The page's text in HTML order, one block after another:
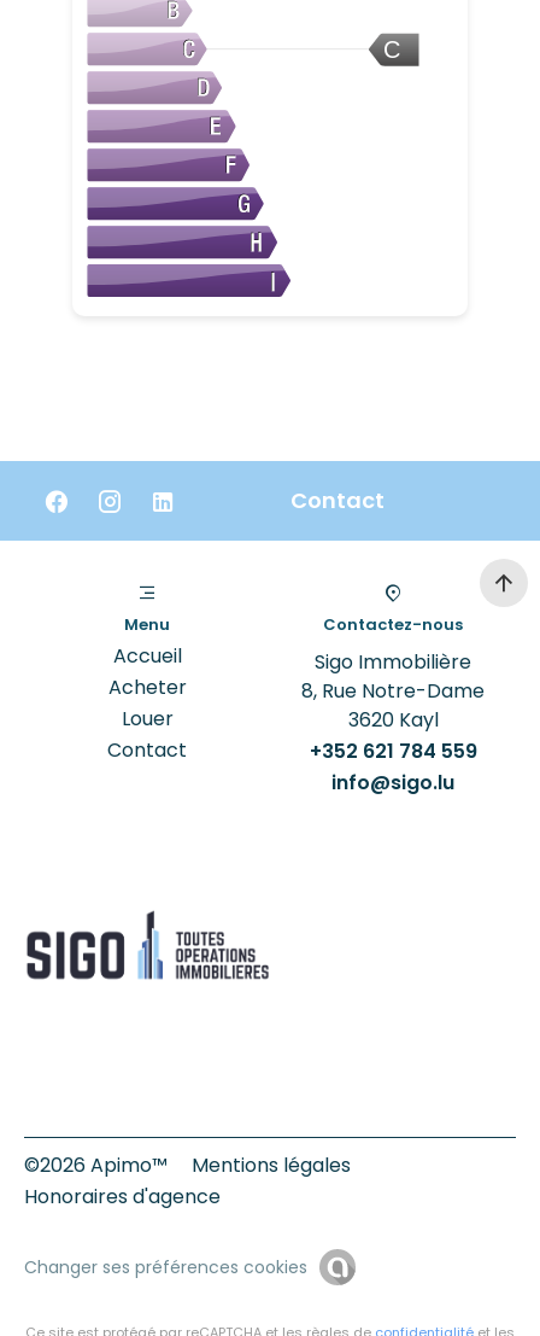
C
Contact
Menu
Accueil
Acheter
Louer
Contact
Contactez-nous
Sigo Immobilière
8, Rue Notre-Dame
3620Kayl
+352 621 784 559
info@sigo.lu
©2026 Apimo™
Mentions légales
Honoraires d'agence
Changer ses préférences cookies